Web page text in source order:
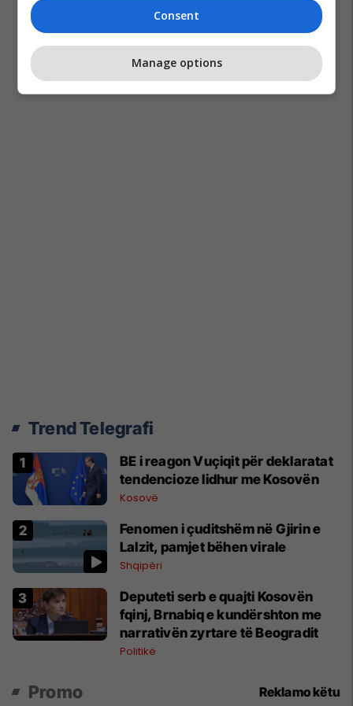
Trend Telegrafi
BE i reagon Vuçiqit për deklaratat
tendencioze lidhur me Kosovën
Kosovë
Fenomen i çuditshëm në Gjirin e
Lalzit, pamjet bëhen virale
Shqipëri
Deputeti serb e quajti Kosovën
fqinj, Brnabiq e kundërshton me
narrativën zyrtare të Beogradit
Politikë
Promo Reklamo këtu
Consent
Manage options